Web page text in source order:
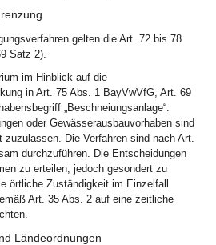
gelten die Art. 72 bis 78
Satz 2).
im Hinblick auf die
in Art. 75 Abs. 1 BayVwVfG, Art. 69
„Beschneiungsanlage“.
oder Gewässerausbauvorhaben sind
zuzulassen. Die Verfahren sind nach Art.
durchzuführen. Die Entscheidungen
zu erteilen, jedoch gesondert zu
örtliche Zuständigkeit im Einzelfall
Art. 35 Abs. 2 auf eine zeitliche
Ländeordnungen